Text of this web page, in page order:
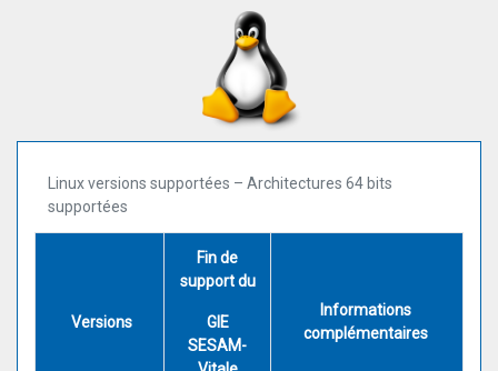
Linux versions supportées – Architectures 64 bits
supportées
Versions
Fin de
support du
GIE
SESAM-
Informations
complémentaires